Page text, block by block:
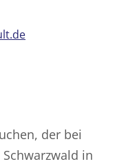
der bei
in